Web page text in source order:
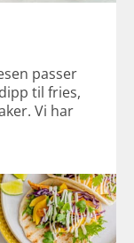
passer
til fries,
Vi har